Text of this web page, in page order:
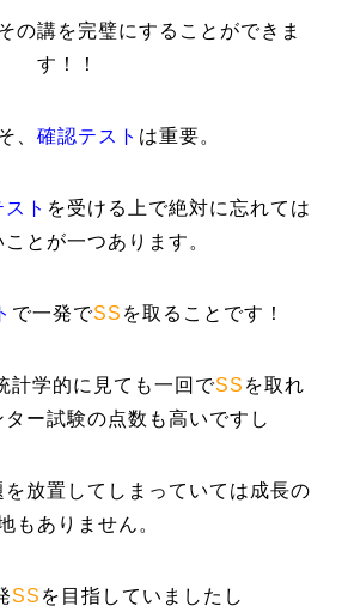
の講を完璧にすることができま
す！！
、 確認テスト は重要。
ト を受ける上で絶対に忘れては
とが一つあります。
で一発でSS を取ることです！
計学的に見ても一回でSS を取れ
ー試験の点数も高いですし
放置してしまっていては成長の
もありません。
SS を目指していましたし